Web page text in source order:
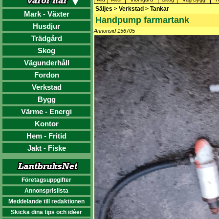
Mark - Växter
Husdjur
Trädgård
Skog
Vägunderhåll
Fordon
Verkstad
Bygg
Värme - Energi
Kontor
Hem - Fritid
Jakt - Fiske
Företagsuppgifter
Annonsprislista
Meddelande till redaktionen
Skicka dina tips och idéer
Säljes > Verkstad > Tankar
Handpump farmartank
Annonsid 156705